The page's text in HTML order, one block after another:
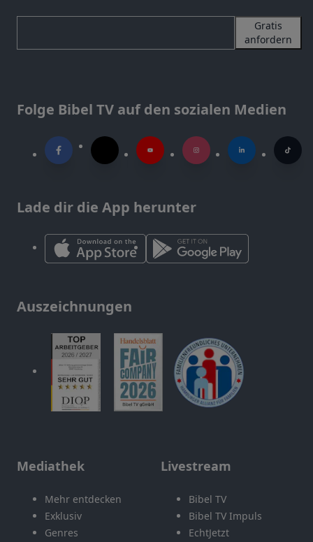
Gratis
anfordern
Folge Bibel TV auf den sozialen Medien
Lade dir die App herunter
Auszeichnungen
Mediathek
Mehr entdecken
Exklusiv
Genres
Livestream
Bibel TV
Bibel TV Impuls
EchtJetzt